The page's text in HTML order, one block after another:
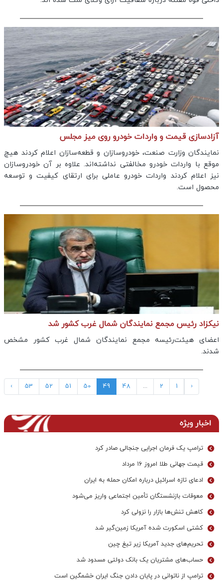
آزادسازی قیمت و واردات خودرو روی میز مجلس
نمایندگان وزارت صنعت، خودروسازان و قطعه‌سازان اعلام کردند هیچ
موقع با واردات خودرو مخالفتی نداشته‌اند. علاوه بر آن خودروسازان
نیز اعلام کردند واردات خودرو عاملی برای ارتقای کیفیت و توسعه
محصول است.
نیکزاد رئیس مجمع نمایندگان شمال غرب کشور شد
اعضای هیئت‌رئیسه مجمع نمایندگان شمال غرب کشور مشخص
شدند.
‹
1
2
...
48
49
50
51
52
53
›
اخبار ویژه
ترامپ یک فرمان اجرایی جنجالی صادر کرد
قیمت جهانی طلا امروز ۱۶ مرداد
ادعای تازه اسرائیل درباره امکان حمله به ایران
معوقات بازنشستگان تأمین اجتماعی واریز می‌شود
کاهش تنش‌ها بازار را نزولی کرد
کشتی اسکورت شده آمریکا زمین‌گیر شد
تحریم‌های جدید آمریکا زیر تیغ چین
حساب‌های مشتریان یک بانک‌ دولتی مسدود شد
ترامپ از ناتوانی در پایان دادن جنگ ایران خشمگین است